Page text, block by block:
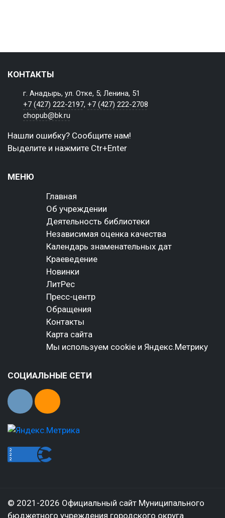
КОНТАКТЫ
г. Анадырь, ул. Отке, 5; Ленина, 51
+7 (427) 222-2197,+7 (427) 222-2708
chopub@bk.ru
Нашли ошибку? Сообщите нам!
Выделите и нажмите Ctr+Enter
МЕНЮ
Главная
Об учреждении
Деятельность библиотеки
Независимая оценка качества
Календарь знаменательных дат
Краеведение
Новинки
ЛитРес
Пресс-центр
Обращения
Контакты
Карта сайта
Мы используем cookie и Яндекс.Метрику
СОЦИАЛЬНЫЕ СЕТИ
© 2021-2026 Официальный сайт Муниципального
бюджетного учреждения городского округа